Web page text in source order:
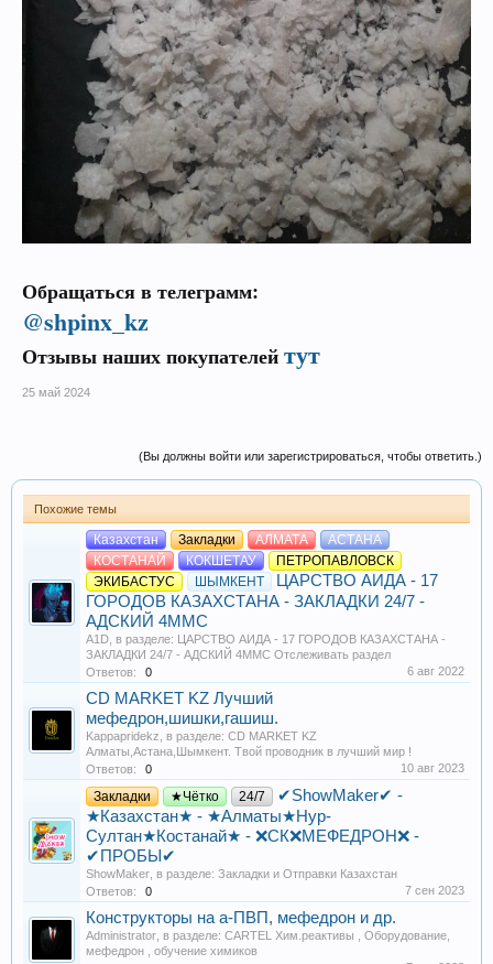
Обращаться в телеграмм:
@shpinx_kz
Отзывы наших покупателейтут
25 май 2024
(Вы должны войти или зарегистрироваться, чтобы ответить.)
Похожие темы
Казахстан Закладки АЛМАТА
АСТАНА
КОСТАНАЙ
КОКШЕТАУ
ПЕТРОПАВЛОВСК
ЭКИБАСТУС
ШЫМКЕНТ
ЦАРСТВО АИДА - 17
ГОРОДОВ КАЗАХСТАНА - ЗАКЛАДКИ 24/7 -
АДСКИЙ 4MMC
A1D , в разделе:
ЦАРСТВО АИДА - 17 ГОРОДОВ КАЗАХСТАНА -
ЗАКЛАДКИ 24/7 - АДСКИЙ 4MMC Отслеживать раздел
Ответов:
0 6 авг 2022
CD MARKET KZ Лучший
мефедрон,шишки,гашиш.
Kappapridekz , в разделе: CD MARKET KZ
Алматы,Астана,Шымкент. Твой проводник в лучший мир !
Ответов:
0 10 авг 2023
Закладки ★Чётко 24/7
✔ShowMaker✔ -
★Казахстан★ - ★Алматы★Нур-
Султан★Костанай★ - ❌СК❌МЕФЕДРОН❌ -
✔ПРОБЫ✔
ShowMaker , в разделе: Закладки и Отправки Казахстан
Ответов:
0 7 сен 2023
Конструкторы на а-ПВП, мефедрон и др.
Administrator , в разделе: CARTEL Хим.реактивы , Оборудование,
мефедрон , обучение химиков